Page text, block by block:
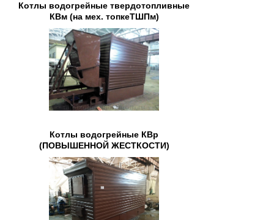
Котлы водогрейные твердотопливные
КВм (на мех. топкеТШПм)
Котлы водогрейные КВр
(ПОВЫШЕННОЙ ЖЕСТКОСТИ)